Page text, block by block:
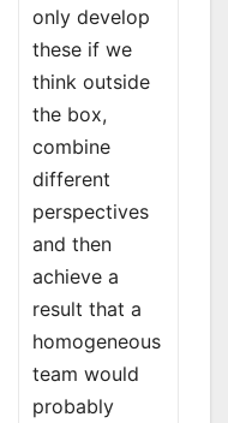
only develop
these if we
think outside
the box,
combine
different
perspectives
and then
achieve a
result that a
homogeneous
team would
probably